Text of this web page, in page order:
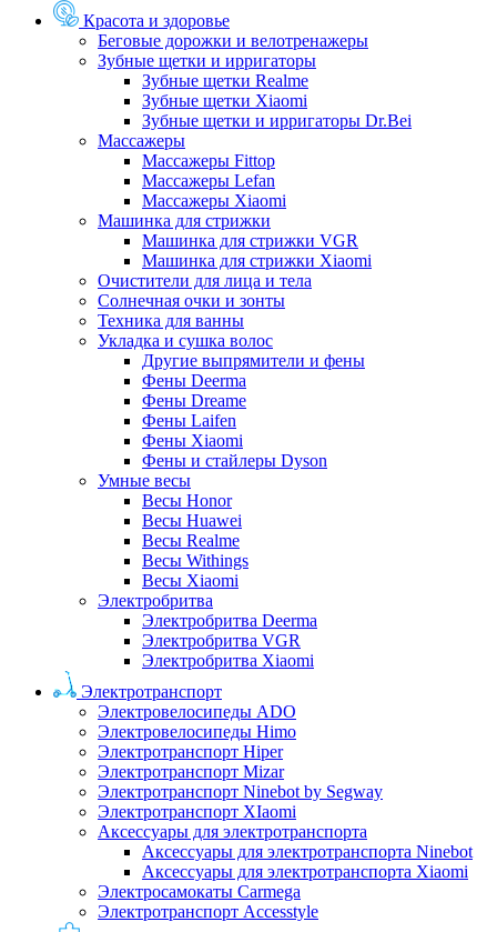
Красота и здоровье
Беговые дорожки и велотренажеры
Зубные щетки и ирригаторы
Зубные щетки Realme
Зубные щетки Xiaomi
Зубные щетки и ирригаторы Dr.Bei
Массажеры
Массажеры Fittop
Массажеры Lefan
Массажеры Xiaomi
Машинка для стрижки
Машинка для стрижки VGR
Машинка для стрижки Xiaomi
Очистители для лица и тела
Солнечная очки и зонты
Техника для ванны
Укладка и сушка волос
Другие выпрямители и фены
Фены Deerma
Фены Dreame
Фены Laifen
Фены Xiaomi
Фены и стайлеры Dyson
Умные весы
Весы Honor
Весы Huawei
Весы Realme
Весы Withings
Весы Xiaomi
Электробритва
Электробритва Deerma
Электробритва VGR
Электробритва Xiaomi
Электротранспорт
Электровелосипеды ADO
Электровелосипеды Himo
Электротранспорт Hiper
Электротранспорт Mizar
Электротранспорт Ninebot by Segway
Электротранспорт XIaomi
Аксессуары для электротранспорта
Аксессуары для электротранспорта Ninebot
Аксессуары для электротранспорта Xiaomi
Электросамокаты Carmega
Электротранспорт Accesstyle